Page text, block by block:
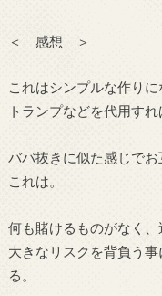
＜ 感想 ＞
これはシンプルな作り
トランプなどを代用す
ババ抜きに似た感じでお
これは。
何も賭けるものがなく
大きなリスクを背負う
る。